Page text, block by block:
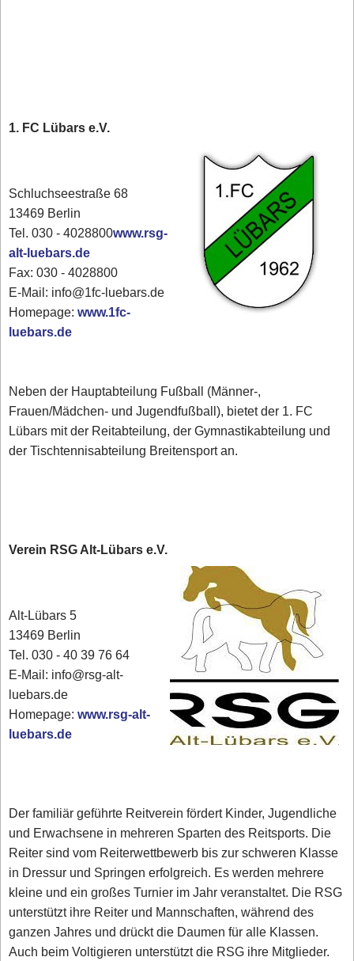
1. FC Lübars e.V.
Schluchseestraße 68
13469 Berlin
Tel. 030 - 4028800www.rsg-
alt-luebars.de
Fax: 030 - 4028800
E-Mail: info@1fc-luebars.de
Homepage:www.1fc-
luebars.de
Neben der Hauptabteilung Fußball (Männer-,
Frauen/Mädchen- und Jugendfußball), bietet der 1. FC
Lübars mit der Reitabteilung, der Gymnastikabteilung und
der Tischtennisabteilung Breitensport an.
Verein RSG Alt-Lübars e.V.
Alt-Lübars 5
13469 Berlin
Tel. 030 - 40 39 76 64
E-Mail: info@rsg-alt-
luebars.de
Homepage:www.rsg-alt-
luebars.de
Der familiär geführte Reitverein fördert Kinder, Jugendliche
und Erwachsene in mehreren Sparten des Reitsports. Die
Reiter sind vom Reiterwettbewerb bis zur schweren Klasse
in Dressur und Springen erfolgreich. Es werden mehrere
kleine und ein großes Turnier im Jahr veranstaltet. Die RSG
unterstützt ihre Reiter und Mannschaften, während des
ganzen Jahres und drückt die Daumen für alle Klassen.
Auch beim Voltigieren unterstützt die RSG ihre Mitglieder.